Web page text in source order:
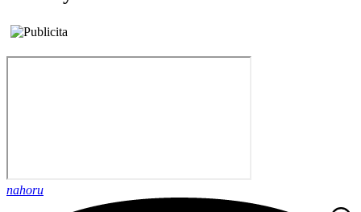
nahoru